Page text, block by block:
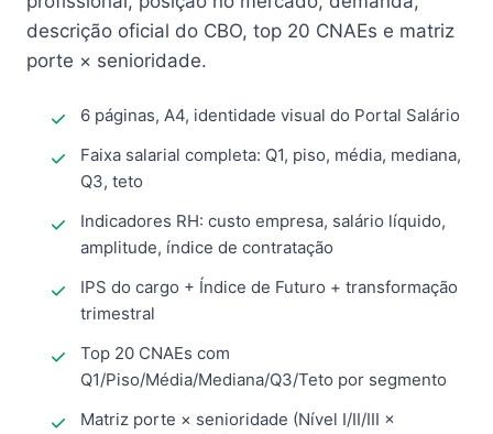
descrição oficial do CBO, top 20 CNAEs e matriz
porte × senioridade.
6 páginas, A4, identidade visual do Portal Salário
Faixa salarial completa: Q1, piso, média, mediana,
Q3, teto
Indicadores RH: custo empresa, salário líquido,
amplitude, índice de contratação
IPS do cargo + Índice de Futuro + transformação
trimestral
Top 20 CNAEs com
Q1/Piso/Média/Mediana/Q3/Teto por segmento
Matriz porte × senioridade (Nível I/II/III ×